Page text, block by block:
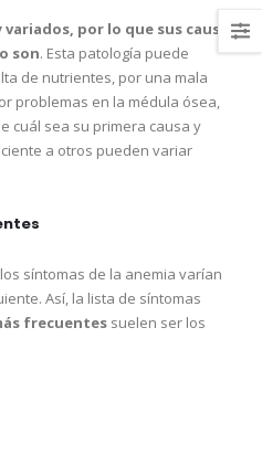
por lo que sus causas
son. Esta patología puede
de nutrientes, por una mala
problemas en la médula ósea,
cuál sea su primera causa y
a otros pueden variar
síntomas de la anemia varían
Así, la lista de síntomas
frecuentes suelen ser los